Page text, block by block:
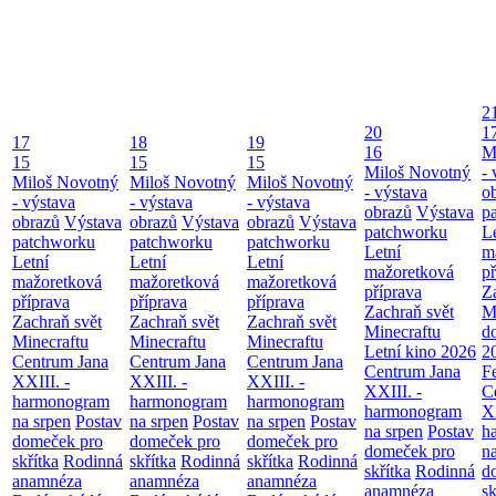
17
15
Miloš Novotný
- výstava
obrazů Výstava
patchworku
Letní
mažoretková
příprava
Zachraň svět
Minecraftu
Centrum Jana
XXIII. -
harmonogram
na srpen Postav
domeček pro
skřítka Rodinná
anamnéza
18
15
Miloš Novotný
- výstava
obrazů Výstava
patchworku
Letní
mažoretková
příprava
Zachraň svět
Minecraftu
Centrum Jana
XXIII. -
harmonogram
na srpen Postav
domeček pro
skřítka Rodinná
anamnéza
19
15
Miloš Novotný
- výstava
obrazů Výstava
patchworku
Letní
mažoretková
příprava
Zachraň svět
Minecraftu
Centrum Jana
XXIII. -
harmonogram
na srpen Postav
domeček pro
skřítka Rodinná
anamnéza
20
16
Miloš Novotný
- výstava
obrazů Výstava
patchworku
Letní
mažoretková
příprava
Zachraň svět
Minecraftu
Letní kino 2026
Centrum Jana
XXIII. -
harmonogram
na srpen Postav
domeček pro
skřítka Rodinná
anamnéza
-